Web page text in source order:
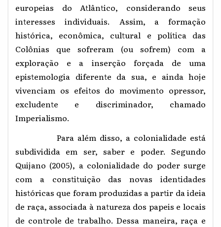
europeias do Atlântico, considerando seus
interesses individuais. Assim, a formação
histórica, econômica, cultural e política das
Colônias que sofreram (ou sofrem) com a
exploração e a inserção forçada de uma
epistemologia diferente da sua, e ainda hoje
vivenciam os efeitos do movimento opressor,
excludente e discriminador, chamado
Imperialismo.
Para além disso, a colonialidade está
subdividida em ser, saber e poder. Segundo
Quijano (2005), a colonialidade do poder surge
com a constituição das novas identidades
históricas que foram produzidas a partir da ideia
de raça, associada à natureza dos papeis e locais
de controle de trabalho. Dessa maneira, raça e